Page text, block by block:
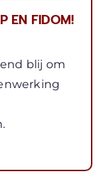
EN FIDOM!
blij om